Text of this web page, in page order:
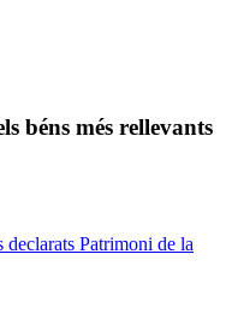
béns més rellevants
Patrimoni de la